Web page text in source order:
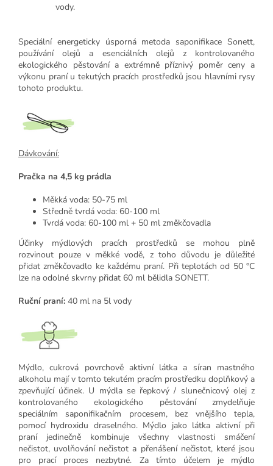
vody.
Speciální energeticky úsporná metoda saponifikace Sonett,
používání olejů a esenciálních olejů z kontrolovaného
ekologického pěstování a extrémně příznivý poměr ceny a
výkonu praní u tekutých pracích prostředků jsou hlavními rysy
tohoto produktu.
Dávkování:
Pračka na 4,5 kg prádla
Měkká voda: 50-75 ml
Středně tvrdá voda: 60-100 ml
Tvrdá voda: 60-100 ml + 50 ml změkčovadla
Účinky mýdlových pracích prostředků se mohou plně
rozvinout pouze v měkké vodě, z toho důvodu je důležité
přidat změkčovadlo ke každému praní. Při teplotách od 50 °C
lze na odolné skvrny přidat 60 ml bělidla SONETT.
Ruční praní: 40 ml na 5l vody
Mýdlo, cukrová povrchově aktivní látka a síran mastného
alkoholu mají v tomto tekutém pracím prostředku doplňkový a
zpevňující účinek. U mýdla se řepkový / slunečnicový olej z
kontrolovaného ekologického pěstování zmydelňuje
speciálním saponifikačním procesem, bez vnějšího tepla,
pomocí hydroxidu draselného. Mýdlo jako látka aktivní při
praní jedinečně kombinuje všechny vlastnosti smáčení
nečistot, uvolňování nečistot a přenášení nečistot, které jsou
pro prací proces nezbytné. Za tímto účelem je mýdlo